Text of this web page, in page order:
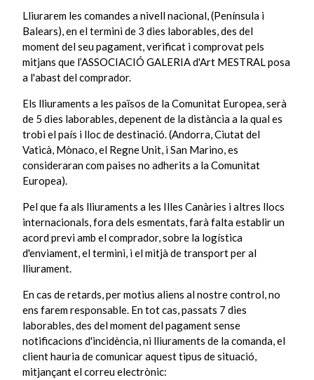
Lliurarem les comandes a nivell nacional, (Península i
Balears), en el termini de 3 dies laborables, des del
moment del seu pagament, verificat i comprovat pels
mitjans que l’ASSOCIACIÓ GALERIA d'Art MESTRAL posa
a l'abast del comprador.
Els lliuraments a les països de la Comunitat Europea, serà
de 5 dies laborables, depenent de la distància a la qual es
trobi el país i lloc de destinació. (Andorra, Ciutat del
Vaticà, Mònaco, el Regne Unit, i San Marino, es
consideraran com paises no adherits a la Comunitat
Europea).
Pel que fa als lliuraments a les Illes Canàries i altres llocs
internacionals, fora dels esmentats, farà falta establir un
acord previ amb el comprador, sobre la logística
d'enviament, el termini, i el mitjà de transport per al
lliurament.
En cas de retards, per motius aliens al nostre control, no
ens farem responsable. En tot cas, passats 7 dies
laborables, des del moment del pagament sense
notificacions d'incidència, ni lliuraments de la comanda, el
client hauria de comunicar aquest tipus de situació,
mitjançant el correu electrònic: